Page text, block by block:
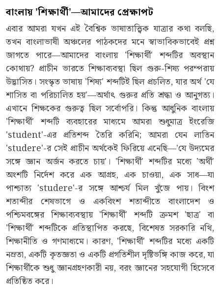
বাংলায়'শিক্ষার্থী'—আমাদের প্রেক্ষাপট
এবার আমরা যখন এই বৈশ্বিক ভাষাতাত্ত্বিক যাত্রার কথা বলছি,
তখন বাংলাভাষী অঞ্চলের পাঠকদের মনে স্বাভাবিকভাবেই প্রশ্ন
জাগতে পারে—আমাদের বাংলায় 'শিক্ষার্থী' শব্দটির অবস্থান
কোথায়? প্রাচীন ভারতে শিক্ষাব্যবস্থা ছিল গুরু-শিষ্য পরম্পরায়
উদ্ভাসিত। সংস্কৃত ভাষায় 'শিষ্য' শব্দটিই ছিল প্রচলিত, যার অর্থ 'যে
শাসিত বা পরিচালিত হয়'—অর্থাৎ গুরুর প্রতি শ্রদ্ধা ও আনুগত্য।
এখানে শিক্ষকের গুরুত্ব ছিল সর্বোপরি। কিন্তু আধুনিক বাংলায়
'শিক্ষার্থী' শব্দটি ব্যবহারের মাধ্যমে আমরা শুধুমাত্র ইংরেজি
'student'-এর প্রতিশব্দ তৈরি করিনি; আমরা যেন লাতিন
'studere'-র সেই প্রাচীন অর্থকেই ফিরিয়ে এনেছি—'যে উদ্যমের
সঙ্গে জ্ঞান অর্জন করতে চায়'। 'শিক্ষার্থী' শব্দটির মধ্যে 'অর্থী'
অংশটি নির্দেশ করে এক আগ্রহ, এক চাওয়া, এক সাধ—যা
পাশ্চাত্য 'studere'-র সঙ্গে আশ্চর্য মিল খুঁজে পায়। বিংশ
শতাব্দীর শেষভাগে ও একবিংশ শতাব্দীতে বাংলাদেশ ও
পশ্চিমবঙ্গের শিক্ষাব্যবস্থায় 'শিক্ষার্থী' শব্দটি ক্রমশ 'ছাত্র' বা
'শিক্ষার্থী' শব্দটিকে প্রতিস্থাপিত করছে, বিশেষত সরকারি নথি,
শিক্ষানীতি ও গণমাধ্যমে। কারণ, 'শিক্ষার্থী' শব্দটির মধ্যে একটি
নম্রতা, একটি কৃতজ্ঞতা ও একটি প্রগতিশীল দৃষ্টিভঙ্গি কাজ করে, যা
শিক্ষার্থীকে শুধু জ্ঞানগ্রহণকারী নয়, বরং জ্ঞানের সহযোগী হিসেবে
প্রতিষ্ঠিত করে।